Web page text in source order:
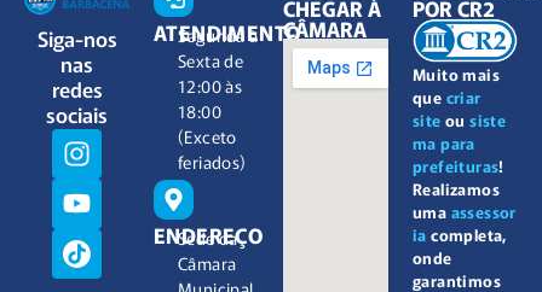
Siga-nos
nas
redes
sociais
ATENDIMENTO
Segunda à
Sexta de
12:00 às
18:00
(Exceto
feriados)
ENDEREÇO
Sede da
Câmara
CHEGAR À
CÂMARA
Muito mais
que criar
site ousiste
ma para
prefeituras!
Realizamos
uma assessor
ia completa,
onde
garantimos
POR CR2